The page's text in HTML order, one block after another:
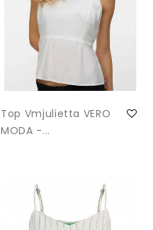
Top Vmjulietta VERO
MODA -...